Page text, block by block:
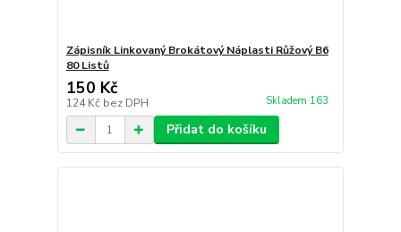
Zápisník Linkovaný Brokátový Náplasti Růžový B6
80 Listů
150 Kč
124 Kč bez DPH Skladem 163
Přidat do košíku